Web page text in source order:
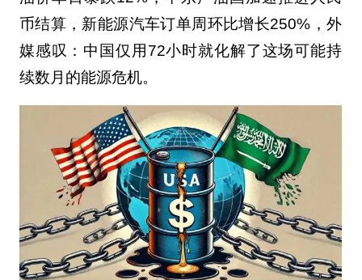
币结算，新能源汽车订单周环比增长250%，外
媒感叹：中国仅用72小时就化解了这场可能持
续数月的能源危机。